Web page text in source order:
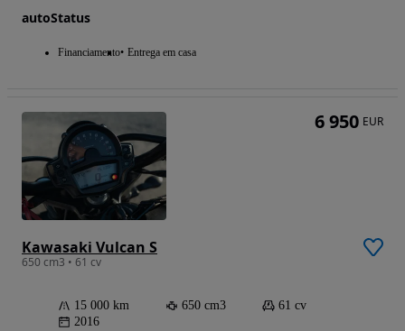
autoStatus
Financiamento Entrega em casa
Kawasaki Vulcan S
650 cm3 • 61 cv
15 000 km 650 cm3
61 cv
2016
6 950 EUR